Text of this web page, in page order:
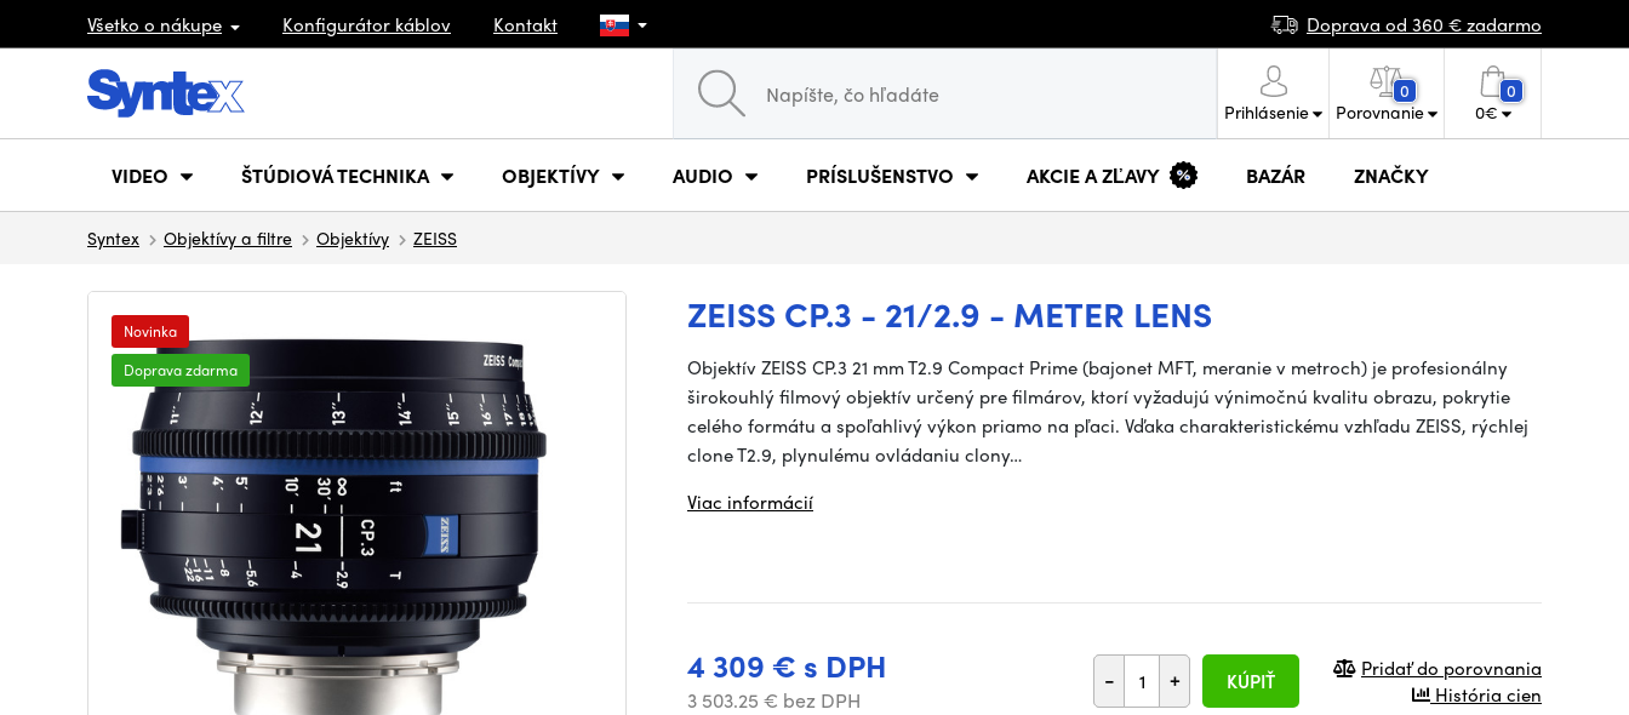
Všetko o nákupe Konfigurátor káblov Kontakt Doprava od 360 € zadarmo
Prihlásenie
0
Porovnanie
0
0€
VIDEO ŠTÚDIOVÁ TECHNIKA OBJEKTÍVY AUDIO PRÍSLUŠENSTVO AKCIE A ZĽAVY BAZÁR ZNAČKY
Syntex Objektívy a filtre Objektívy ZEISS
ZEISS CP.3 - 21/2.9 - METER LENS
Novinka
Doprava zdarma
Objektív ZEISS CP.3 21 mm T2.9 Compact Prime (bajonet MFT, meranie v metroch) je profesionálny
širokouhlý filmový objektív určený pre filmárov, ktorí vyžadujú výnimočnú kvalitu obrazu, pokrytie
celého formátu a spoľahlivý výkon priamo na pľaci. Vďaka charakteristickému vzhľadu ZEISS, rýchlej
clone T2.9, plynulému ovládaniu clony…
Viac informácií
4 309 € s DPH
3 503.25 € bez DPH
- + KÚPIŤ
Pridať do porovnania
História cien